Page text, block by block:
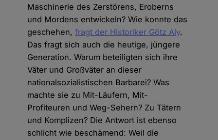
Maschinerie des Zerstörens, Eroberns
und Mordens entwickeln? Wie konnte das
geschehen,fragt der Historiker Götz Aly.
Das fragt sich auch die heutige, jüngere
Generation. Warum beteiligten sich ihre
Väter und Großväter an dieser
nationalsozialistischen Barbarei? Was
machte sie zu Mit-Läufern, Mit-
Profiteuren und Weg-Sehern? Zu Tätern
und Komplizen? Die Antwort ist ebenso
schlicht wie beschämend: Weil die